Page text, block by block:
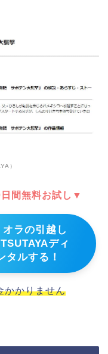
）
間無料お試し▼
ラの引越し
ディ
タルする！
かかりません